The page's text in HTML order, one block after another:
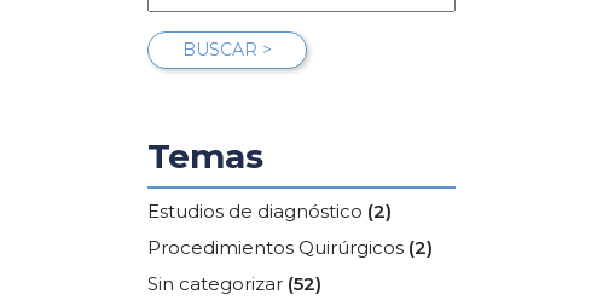
BUSCAR >
Temas
Estudios de diagnóstico (2)
Procedimientos Quirúrgicos (2)
Sin categorizar (52)